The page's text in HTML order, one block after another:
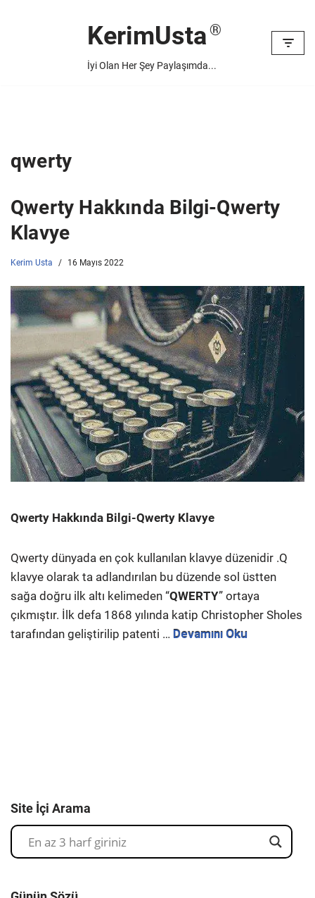
KerimUsta
İyi Olan Her Şey Paylaşımda...
qwerty
Qwerty Hakkında Bilgi-Qwerty
Klavye
Kerim Usta 16 Mayıs 2022
Qwerty Hakkında Bilgi-Qwerty Klavye
Qwerty dünyada en çok kullanılan klavye düzenidir .Q
klavye olarak ta adlandırılan bu düzende sol üstten
sağa doğru ilk altı kelimeden “QWERTY” ortaya
çıkmıştır. İlk defa 1868 yılında katip Christopher Sholes
tarafından geliştirilip patenti … Devamını Oku
Site İçi Arama